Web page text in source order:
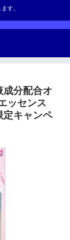
す。
成分配合オ
ッセンス
定キャンペ